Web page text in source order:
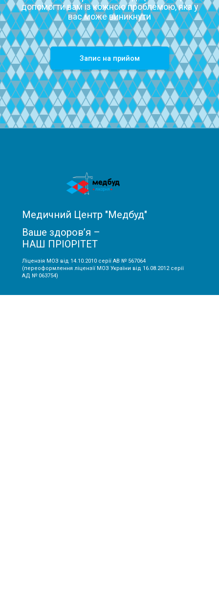
допомогти вам із кожною проблемою, яка у
вас може виникнути
Запиc на прийом
Медичний Центр "Медбуд"
Ваше здоров’я –
НАШ ПРІОРІТЕТ
Ліцензія МОЗ від 14.10.2010 серії АВ № 567064
(переоформлення ліцензії МОЗ України від 16.08.2012 серії
АД № 063754)